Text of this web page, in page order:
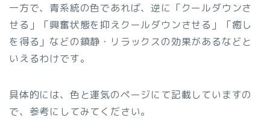
一方で、青系統の色であれば、逆に「クールダウンさ
せる」「興奮状態を抑えクールダウンさせる」「癒し
を得る」などの鎮静・リラックスの効果があるなどと
いえるわけです。
具体的には、色と運気のページにて記載していますの
で、参考にしてみてください。